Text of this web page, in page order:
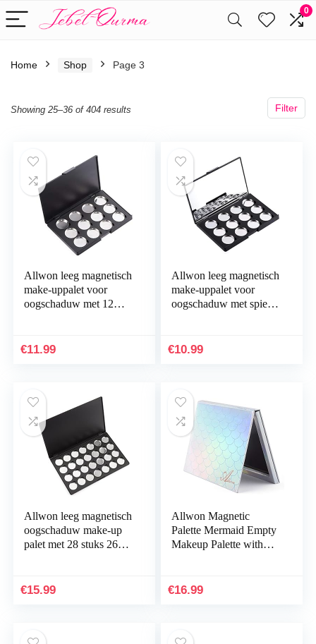
0
Home Shop Page 3
Filter
Showing 25–36 of 404 results
Allwon leeg magnetisch
make-uppalet voor
oogschaduw met 12
€11.99
Allwon leeg magnetisch
make-uppalet voor
oogschaduw met spiegel
mm
€10.99
Allwon leeg magnetisch
oogschaduw make-up
palet met 28 stuks 26
€15.99
Allwon Magnetic
Palette Mermaid Empty
Makeup Palette with
Metal Stickers for…
€16.99